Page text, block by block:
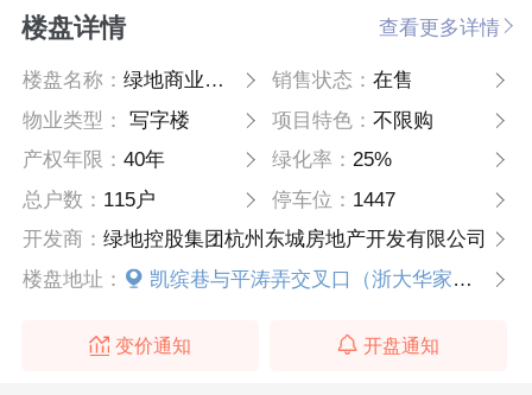
楼盘详情 查看更多详情
楼盘名称：绿地商业中心 销售状态： 在售
物业类型：
写字楼 项目特色： 不限购
产权年限：40年 绿化率： 25%
总户数： 115户 停车位： 1447
开发商：绿地控股集团杭州东城房地产开发有限公司
楼盘地址：
凯缤巷与平涛弄交叉口（浙大华家池校区旁）
变价通知 开盘通知